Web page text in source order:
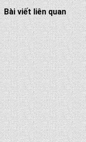
Bài viết liên quan